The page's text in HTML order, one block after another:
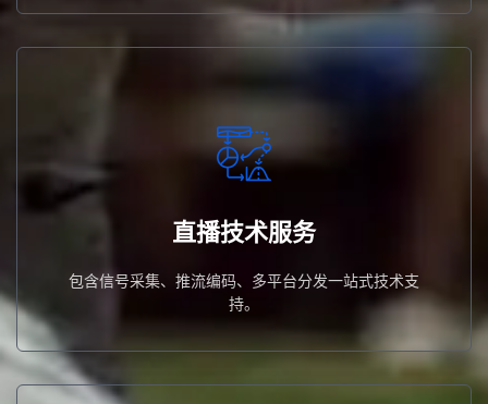
直播技术服务
包含信号采集、推流编码、多平台分发一站式技术支
持。
包含信号采集、推流编码、多平台分发一站式技术支持。